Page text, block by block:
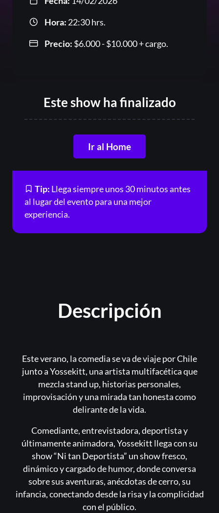
Hora: 22:30 hrs.
Precio: $6.000-$10.000Rango
hasta
$10.000
+ cargo.
Este show ha finalizado
Ir al Home
Tip: Llega siempre unos 30 minutos antes
al lugar del evento para una mejor
experiencia.
Descripción
Este verano, la comedia se va de viaje por Chile
junto a Yossekitt, una artista multifacética que
mezcla stand up, historias personales,
improvisación y una mirada tan honesta como
delirante de la vida.
Comediante, entrevistadora, deportista y
últimamente animadora, Yossekitt llega con su
show “Ni tan Deportista” un show fresco,
dinámico y cargado de humor, donde conversa
sobre sus aventuras, anécdotas de cerro, su
infancia, conectando desde la risa y la complicidad
con el público.
Acceder
¿Olvidaste la contraseña?
Registrarse